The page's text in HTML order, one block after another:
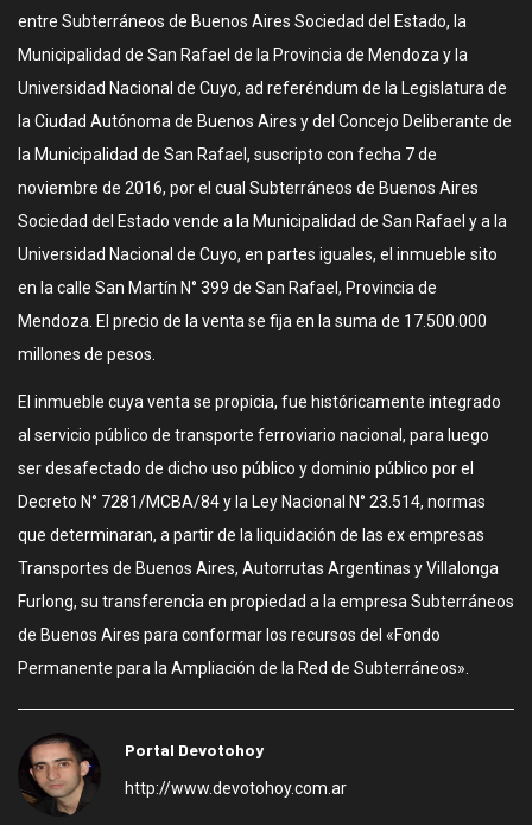
entre Subterráneos de Buenos Aires Sociedad del Estado, la
Municipalidad de San Rafael de la Provincia de Mendoza y la
Universidad Nacional de Cuyo, ad referéndum de la Legislatura de
la Ciudad Autónoma de Buenos Aires y del Concejo Deliberante de
la Municipalidad de San Rafael, suscripto con fecha 7 de
noviembre de 2016, por el cual Subterráneos de Buenos Aires
Sociedad del Estado vende a la Municipalidad de San Rafael y a la
Universidad Nacional de Cuyo, en partes iguales, el inmueble sito
en la calle San Martín N° 399 de San Rafael, Provincia de
Mendoza. El precio de la venta se fija en la suma de 17.500.000
millones de pesos.
El inmueble cuya venta se propicia, fue históricamente integrado
al servicio público de transporte ferroviario nacional, para luego
ser desafectado de dicho uso público y dominio público por el
Decreto N° 7281/MCBA/84 y la Ley Nacional N° 23.514, normas
que determinaran, a partir de la liquidación de las ex empresas
Transportes de Buenos Aires, Autorrutas Argentinas y Villalonga
Furlong, su transferencia en propiedad a la empresa Subterráneos
de Buenos Aires para conformar los recursos del «Fondo
Permanente para la Ampliación de la Red de Subterráneos».
Portal Devotohoy
http://www.devotohoy.com.ar